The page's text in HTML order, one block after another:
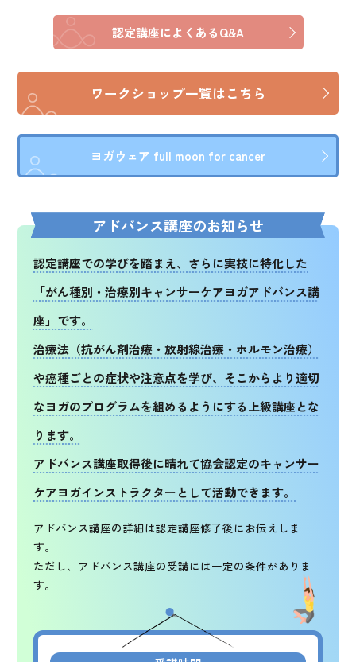
認定講座によくあるQ&A
ワークショップ一覧はこちら
ヨガウェア full moon for cancer
アドバンス講座のお知らせ
認定講座での学びを踏まえ、さらに実技に特化した
「がん種別・治療別キャンサーケアヨガアドバンス講
座」です。
治療法（抗がん剤治療・放射線治療・ホルモン治療）
や癌種ごとの症状や注意点を学び、そこからより適切
なヨガのプログラムを組めるようにする上級講座とな
ります。
アドバンス講座取得後に晴れて協会認定のキャンサー
ケアヨガインストラクターとして活動できます。
アドバンス講座の詳細は認定講座修了後にお伝えしま
す。
ただし、アドバンス講座の受講には一定の条件がありま
す。